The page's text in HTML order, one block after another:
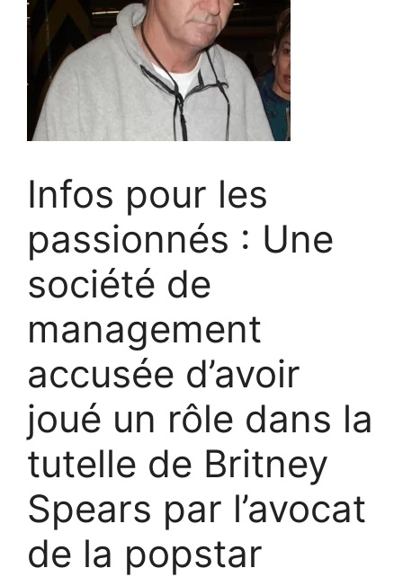
Infos pour les
passionnés : Une
société de
management
accusée d’avoir
joué un rôle dans la
tutelle de Britney
Spears par l’avocat
de la popstar